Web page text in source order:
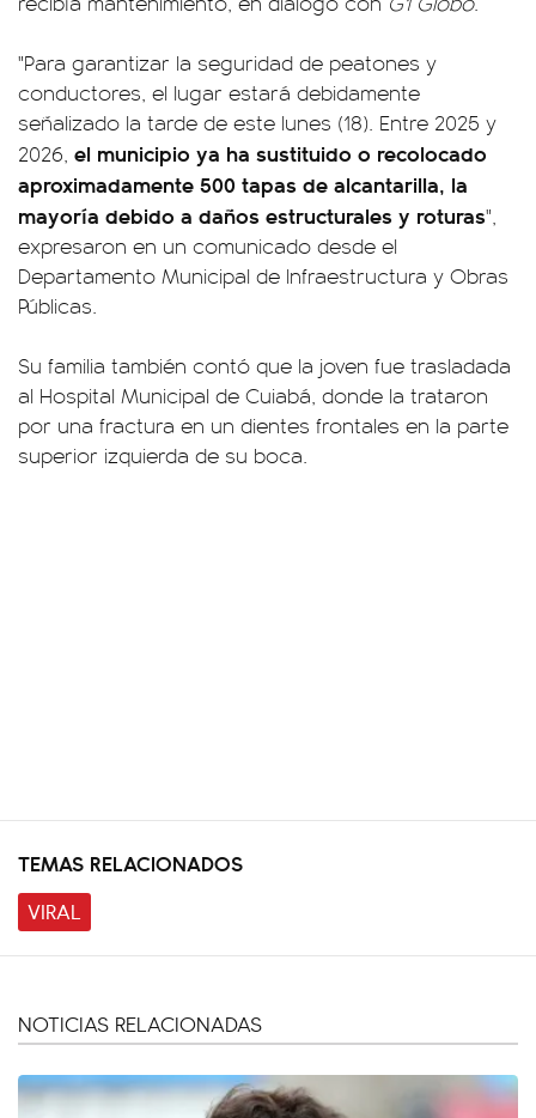
"Para garantizar la seguridad de peatones y
conductores, el lugar estará debidamente
señalizado la tarde de este lunes (18). Entre 2025 y
2026, el municipio ya ha sustituido o recolocado
aproximadamente 500 tapas de alcantarilla, la
mayoría debido a daños estructurales y roturas",
expresaron en un comunicado desde el
Departamento Municipal de Infraestructura y Obras
Públicas.
Su familia también contó que la joven fue trasladada
al Hospital Municipal de Cuiabá, donde la trataron
por una fractura en un dientes frontales en la parte
superior izquierda de su boca.
TEMAS RELACIONADOS
VIRAL
NOTICIAS RELACIONADAS